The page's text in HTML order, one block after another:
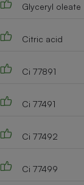
Glyceryl oleate
Citric acid
Ci 77891
Ci 77491
Ci 77492
Ci 77499